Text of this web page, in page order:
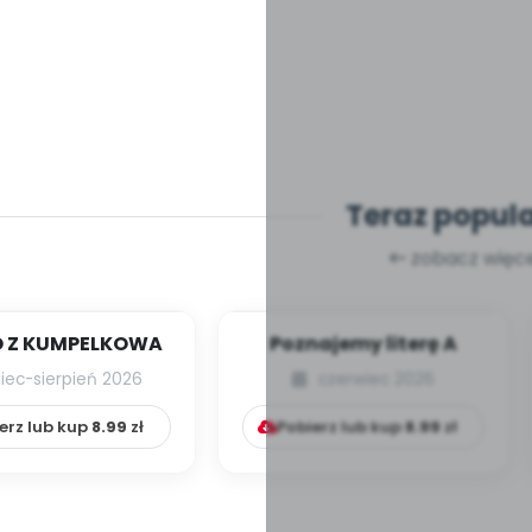
Teraz
zobacz
Z KUMPELKOWA
sierpień 2026
lub kup 8.99 zł
Poznajemy literę A
Pobierz lub kup8.99zł